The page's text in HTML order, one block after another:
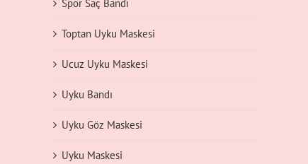
Spor Saç Bandı
Toptan Uyku Maskesi
Ucuz Uyku Maskesi
Uyku Bandı
Uyku Göz Maskesi
Uyku Maskesi